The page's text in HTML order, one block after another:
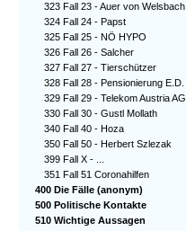
323 Fall 23 - Auer von Welsbach
324 Fall 24 - Papst
325 Fall 25 - NÖ HYPO
326 Fall 26 - Salcher
327 Fall 27 - Tierschützer
328 Fall 28 - Pensionierung E.D.
329 Fall 29 - Telekom Austria AG
330 Fall 30 - Gustl Mollath
340 Fall 40 - Hoza
350 Fall 50 - Herbert Szlezak
399 Fall X - ...
351 Fall 51 Coronahilfen
400 Die Fälle (anonym)
500 Politische Kontakte
510 Wichtige Aussagen